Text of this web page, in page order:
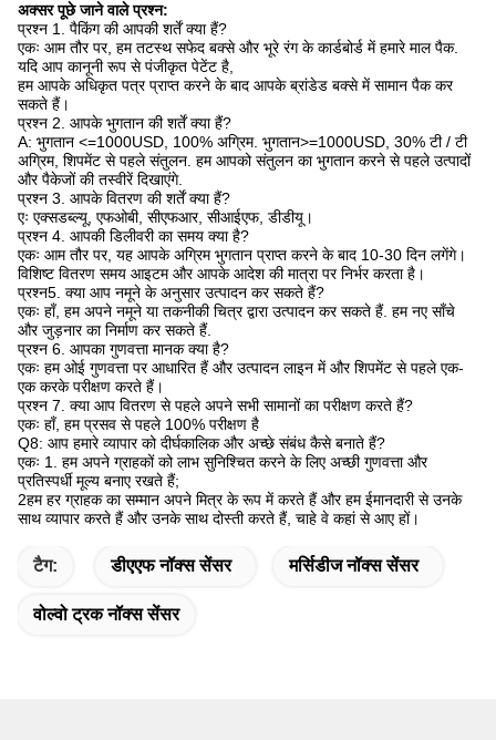
अक्सर पूछे जाने वाले प्रश्न:
प्रश्न 1. पैकिंग की आपकी शर्तें क्या हैं?
एकः आम तौर पर, हम तटस्थ सफेद बक्से और भूरे रंग के कार्डबोर्ड में हमारे माल पैक.
यदि आप कानूनी रूप से पंजीकृत पेटेंट है,
हम आपके अधिकृत पत्र प्राप्त करने के बाद आपके ब्रांडेड बक्से में सामान पैक कर
सकते हैं।
प्रश्न 2. आपके भुगतान की शर्तें क्या हैं?
A: भुगतान <=1000USD, 100% अग्रिम. भुगतान>=1000USD, 30% टी / टी
अग्रिम, शिपमेंट से पहले संतुलन. हम आपको संतुलन का भुगतान करने से पहले उत्पादों
और पैकेजों की तस्वीरें दिखाएंगे.
प्रश्न 3. आपके वितरण की शर्तें क्या हैं?
एः एक्सडब्ल्यू, एफओबी, सीएफआर, सीआईएफ, डीडीयू।
प्रश्न 4. आपकी डिलीवरी का समय क्या है?
एकः आम तौर पर, यह आपके अग्रिम भुगतान प्राप्त करने के बाद 10-30 दिन लगेंगे।
विशिष्ट वितरण समय आइटम और आपके आदेश की मात्रा पर निर्भर करता है।
प्रश्न5. क्या आप नमूने के अनुसार उत्पादन कर सकते हैं?
एकः हाँ, हम अपने नमूने या तकनीकी चित्र द्वारा उत्पादन कर सकते हैं. हम नए साँचे
और जुड़नार का निर्माण कर सकते हैं.
प्रश्न 6. आपका गुणवत्ता मानक क्या है?
एकः हम ओई गुणवत्ता पर आधारित हैं और उत्पादन लाइन में और शिपमेंट से पहले एक-
एक करके परीक्षण करते हैं।
प्रश्न 7. क्या आप वितरण से पहले अपने सभी सामानों का परीक्षण करते हैं?
एकः हाँ, हम प्रसव से पहले 100% परीक्षण है
Q8: आप हमारे व्यापार को दीर्घकालिक और अच्छे संबंध कैसे बनाते हैं?
एकः 1. हम अपने ग्राहकों को लाभ सुनिश्चित करने के लिए अच्छी गुणवत्ता और
प्रतिस्पर्धी मूल्य बनाए रखते हैं;
2हम हर ग्राहक का सम्मान अपने मित्र के रूप में करते हैं और हम ईमानदारी से उनके
साथ व्यापार करते हैं और उनके साथ दोस्ती करते हैं, चाहे वे कहां से आए हों।
टैग: डीएएफ नॉक्स सेंसर मर्सिडीज नॉक्स सेंसर
वोल्वो ट्रक नॉक्स सेंसर